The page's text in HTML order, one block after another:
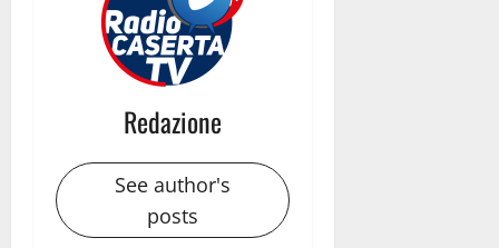
Redazione
See author's
posts